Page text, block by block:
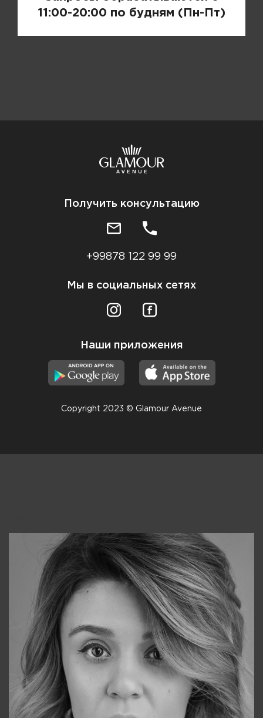
11:00-20:00 по будням (Пн-Пт)
Получить консультацию
+99878 122 99 99
Мы в социальных сетях
Наши приложения
Copyright 2023 © Glamour Avenue